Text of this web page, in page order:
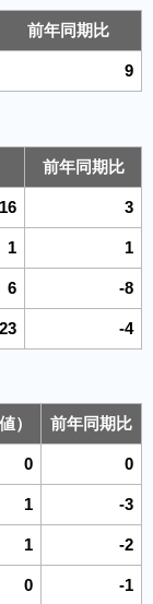
前年同期比
9
前年同期比
16 3
1 1
6 -8
23 -4
） 前年同期比
0 0
1 -3
1 -2
0 -1